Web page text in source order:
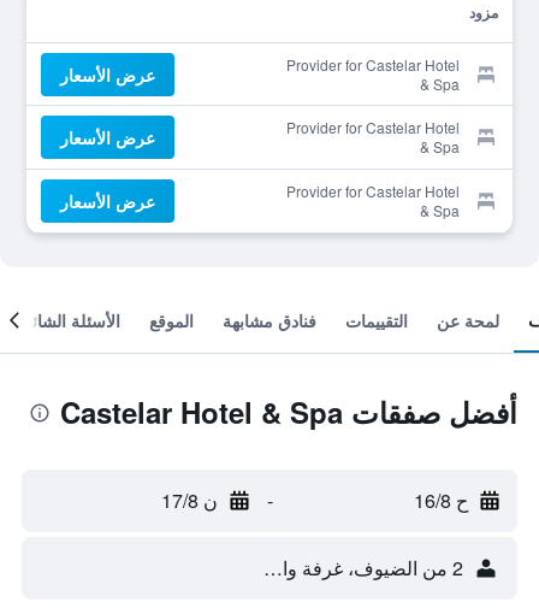
مزود
Provider for Castelar Hotel
& Spa
عرض الأسعار
Provider for Castelar Hotel
& Spa
عرض الأسعار
Provider for Castelar Hotel
& Spa
عرض الأسعار
لمحة عن التقييمات فنادق مشابهة الموقع الأسئلة الشائعة
أفضل صفقات Castelar Hotel & Spa
ح 16/8 - ن 17/8
2 من الضيوف، غرفة واحدة